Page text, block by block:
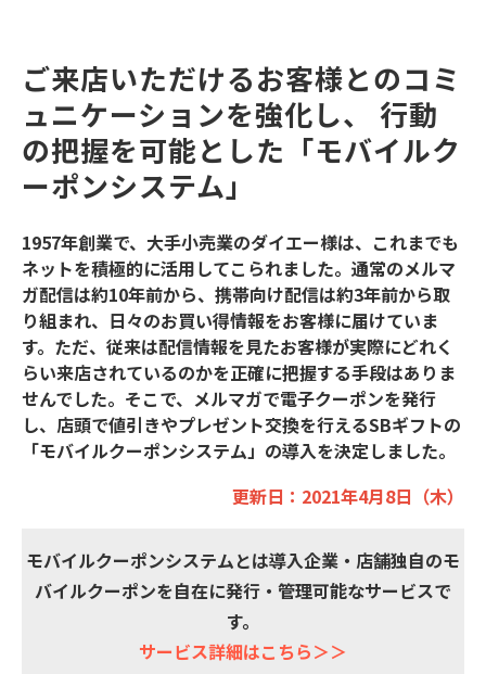
ご来店いただけるお客様とのコミ
ュニケーションを強化し、 行動
の把握を可能とした「モバイルク
ーポンシステム」
1957年創業で、大手小売業のダイエー様は、これまでも
ネットを積極的に活用してこられました。通常のメルマ
ガ配信は約10年前から、携帯向け配信は約3年前から取
り組まれ、日々のお買い得情報をお客様に届けていま
す。ただ、従来は配信情報を見たお客様が実際にどれく
らい来店されているのかを正確に把握する手段はありま
せんでした。そこで、メルマガで電子クーポンを発行
し、店頭で値引きやプレゼント交換を行えるSBギフトの
「モバイルクーポンシステム」の導入を決定しました。
更新⽇：2021年4⽉8⽇（⽊）
モバイルクーポンシステムとは導入企業・店舗独自のモ
バイルクーポンを自在に発行・管理可能なサービスで
す。
サービス詳細はこちら＞＞